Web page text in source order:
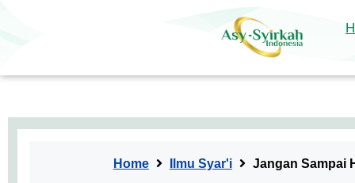
Home Ilmu Syar'i Jangan Sampai